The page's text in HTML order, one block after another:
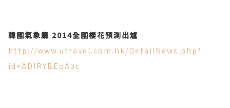
韓國氣象廳 2014全國櫻花預測出爐
http://www.utravel.com.hk/DetailNews.php?
id=ADIRYBEoA3c